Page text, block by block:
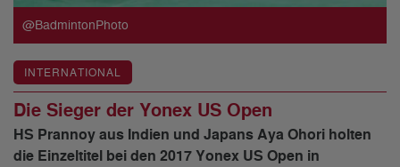
@BadmintonPhoto
INTERNATIONAL
Die Sieger der Yonex US Open
HS Prannoy aus Indien und Japans Aya Ohori holten
die Einzeltitel bei den 2017 Yonex US Open in